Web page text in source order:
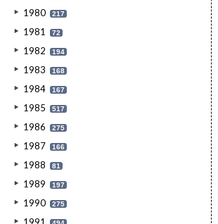
1980 217
1981 72
1982 194
1983 168
1984 167
1985 517
1986 275
1987 166
1988 81
1989 197
1990 275